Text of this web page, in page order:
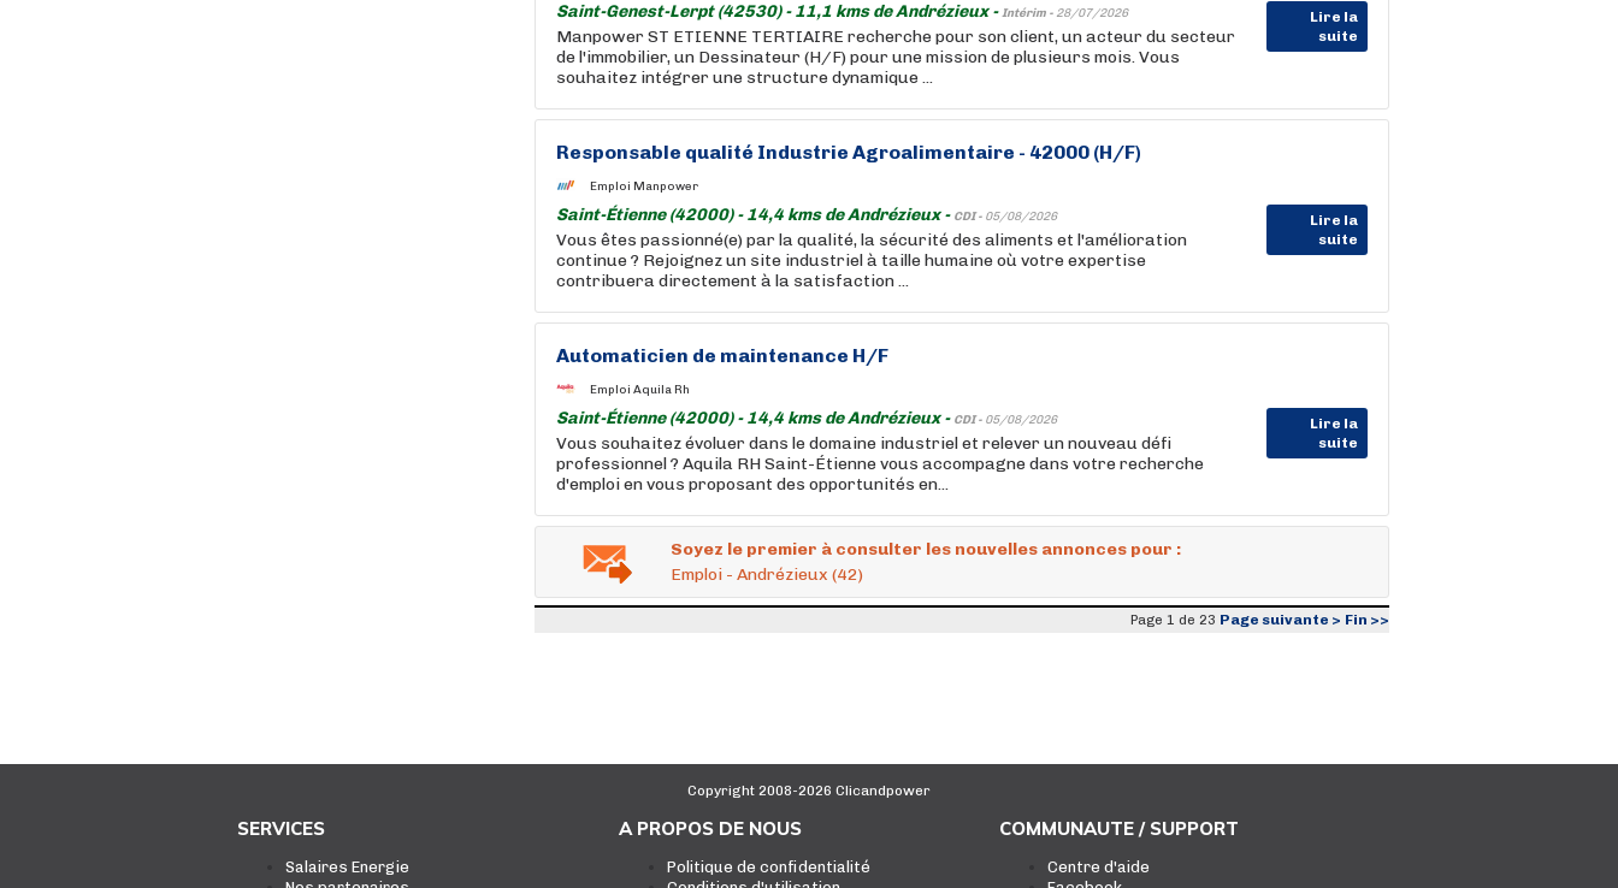
Saint-Genest-Lerpt (42530) - 11,1 kms de Andrézieux -Intérim - 28/07/2026
Lire la
suite
Manpower ST ETIENNE TERTIAIRE recherche pour son client, un acteur du secteur
de l'immobilier, un Dessinateur (H/F) pour une mission de plusieurs mois. Vous
souhaitez intégrer une structure dynamique ...
Responsable qualité Industrie Agroalimentaire - 42000 (H/F)
Emploi Manpower
Saint-Étienne (42000) - 14,4 kms de Andrézieux - CDI - 05/08/2026
Lire la
suite
Vous êtes passionné(e) par la qualité, la sécurité des aliments et l'amélioration
continue ? Rejoignez un site industriel à taille humaine où votre expertise
contribuera directement à la satisfaction ...
Automaticien de maintenance H/F
Emploi Aquila Rh
Saint-Étienne (42000) - 14,4 kms de Andrézieux - CDI - 05/08/2026
Lire la
suite
Vous souhaitez évoluer dans le domaine industriel et relever un nouveau défi
professionnel ? Aquila RH Saint-Étienne vous accompagne dans votre recherche
d'emploi en vous proposant des opportunités en...
Soyez le premier à consulter les nouvelles annonces pour :
Emploi - Andrézieux (42)
Page 1 de 23 Page suivante > Fin >>
Copyright 2008-2026 Clicandpower
SERVICES
Salaires Energie
A PROPOS DE NOUS
Politique de confidentialité
COMMUNAUTE / SUPPORT
Centre d'aide